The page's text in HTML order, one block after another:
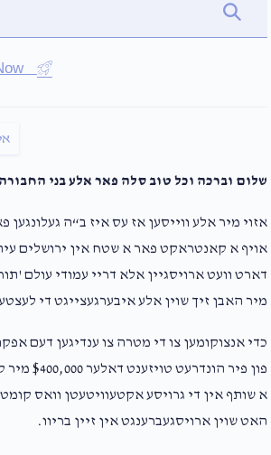
שלום וברכה וכל טוב סלה פאר אלע בני
אזוי מיר אלע ווייסען אז עס איז ב“ה
אויף א קאנטראקט פאר א שטח אין ירושלים
דארט וועט ארויסגיין אלא דריי עמודי עולם
מיר האבן זיך שוין אלע איבערגעצייגט די
כדי אנצוקומען צו די מטרה צו ענדיגען דעם
פון
א שותף אין די גרויסע אקטעוויטעטן וואס קומט
האט שוין ארויסגעברענגט אין זיין בריוו.